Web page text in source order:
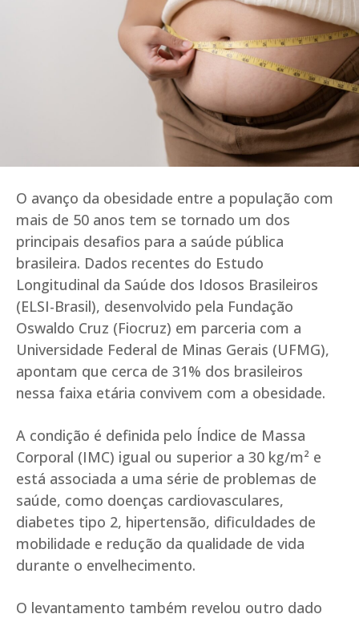
O avanço da obesidade entre a população com
mais de 50 anos tem se tornado um dos
principais desafios para a saúde pública
brasileira. Dados recentes do Estudo
Longitudinal da Saúde dos Idosos Brasileiros
(ELSI-Brasil), desenvolvido pela Fundação
Oswaldo Cruz (Fiocruz) em parceria com a
Universidade Federal de Minas Gerais (UFMG),
apontam que cerca de 31% dos brasileiros
nessa faixa etária convivem com a obesidade.
A condição é definida pelo Índice de Massa
Corporal (IMC) igual ou superior a 30 kg/m² e
está associada a uma série de problemas de
saúde, como doenças cardiovasculares,
diabetes tipo 2, hipertensão, dificuldades de
mobilidade e redução da qualidade de vida
durante o envelhecimento.
O levantamento também revelou outro dado